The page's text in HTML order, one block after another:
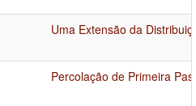
Uma Extensão da
Percolação de Primeira